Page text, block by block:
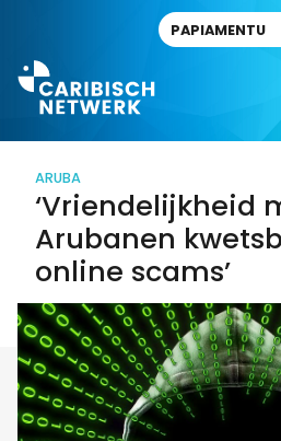
PAPIAMENTU
ARUBA
‘Vriendelijkheid
Arubanen
online scams’